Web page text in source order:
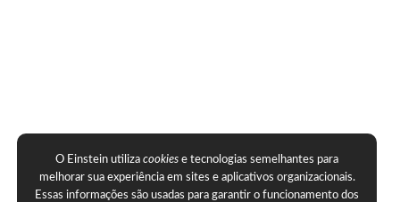
O Einstein utilizacookies e tecnologias semelhantes para
melhorar sua experiência em sites e aplicativos organizacionais.
Essas informações são usadas para garantir o funcionamento dos